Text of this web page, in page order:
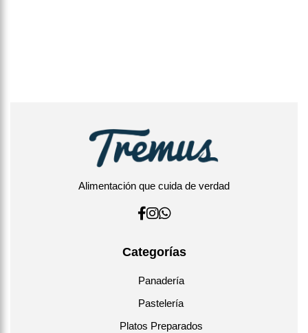
Alimentación que cuida de verdad
Categorías
Panadería
Pastelería
Platos Preparados